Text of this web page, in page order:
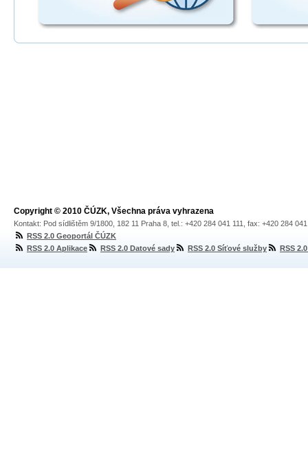
Copyright © 2010 ČÚZK, Všechna práva vyhrazena
Kontakt: Pod sídlištěm 9/1800, 182 11 Praha 8, tel.: +420 284 041 111, fax: +420 284
RSS 2.0 Geoportál ČÚZK
RSS 2.0 Aplikace
RSS 2.0 Datové sady RSS 2.0 Síťové služby RSS